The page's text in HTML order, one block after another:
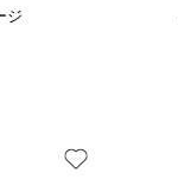
ジ